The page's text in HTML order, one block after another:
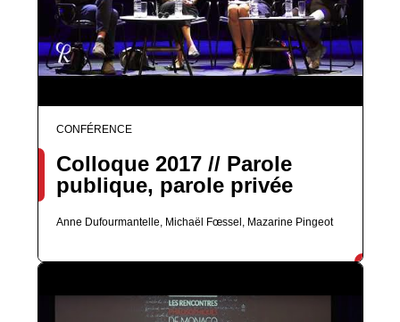
CONFÉRENCE
Colloque 2017 // Parole
publique, parole privée
Anne Dufourmantelle, Michaël Fœssel, Mazarine Pingeot